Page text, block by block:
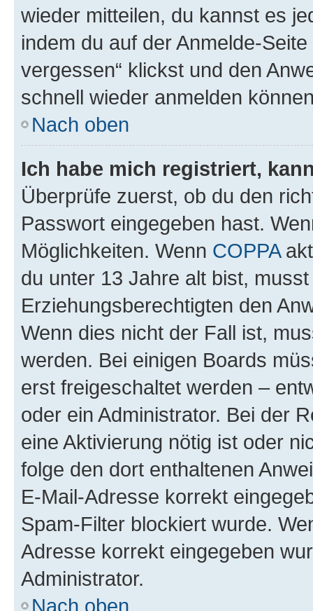
wieder mitteilen, du kannst es
indem du auf der Anmelde-
vergessen“ klickst und den
schnell wieder anmelden
Nach oben
Ich habe mich registriert,
Überprüfe zuerst, ob du den
Passwort eingegeben hast.
Möglichkeiten. Wenn COPPA
du unter 13 Jahre alt bist,
Erziehungsberechtigten den
Wenn dies nicht der Fall ist,
werden. Bei einigen Boards
erst freigeschaltet werden –
oder ein Administrator. Bei der
eine Aktivierung nötig ist oder
folge den dort enthaltenen
E-Mail-Adresse korrekt
Spam-Filter blockiert wurde.
Adresse korrekt eingegeben
Administrator.
Nach oben